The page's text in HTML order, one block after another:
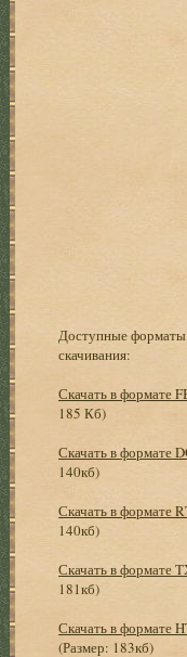
Доступные форматы
скачивания:
Скачать в формате
185 Кб)
Скачать в формате
140кб)
Скачать в формате
140кб)
Скачать в формате
181кб)
Скачать в формате
(Размер: 183кб)